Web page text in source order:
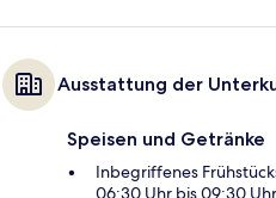
Ausstattung der
Speisen und Getränke
Inbegriffenes
06:30 Uhr bis 09:30